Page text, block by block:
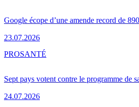
Google écope d’une amende record de
23.07.2026
Sept pays votent contre le programme de
24.07.2026
PROSANTÉ